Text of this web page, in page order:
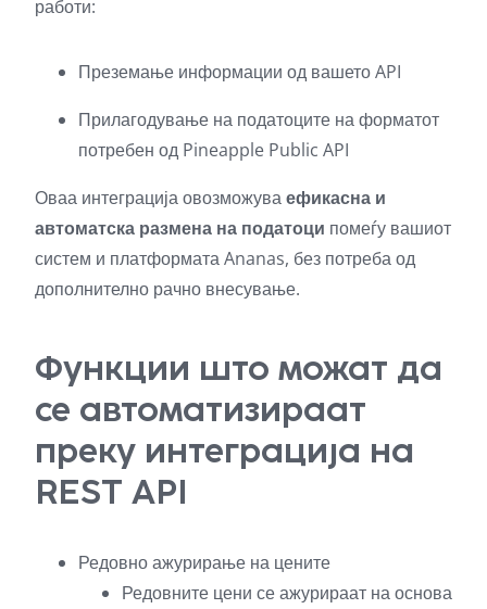
работи:
Преземање информации од вашето API
Прилагодување на податоците на форматот
потребен од Pineapple Public API
Оваа интеграција овозможуваефикасна и
автоматска размена на податоци помеѓу вашиот
систем и платформата Ananas, без потреба од
дополнително рачно внесување.
Функции што можат да
се автоматизираат
преку интеграција на
REST API
Редовно ажурирање на цените
Редовните цени се ажурираат на основа